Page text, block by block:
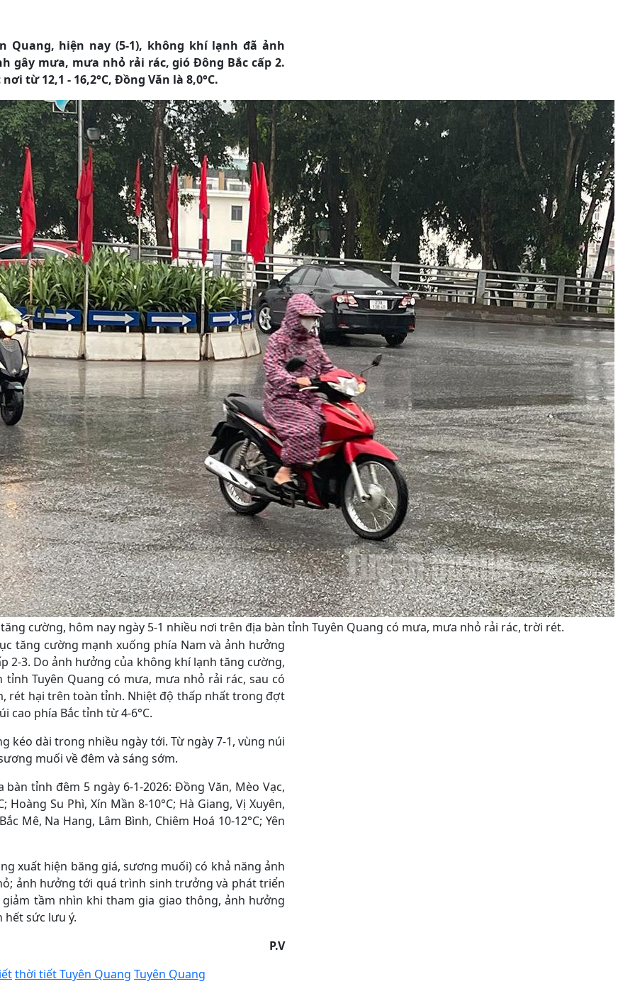
Quang, hiện nay (5-1), không khí lạnh đã ảnh
gây mưa, mưa nhỏ rải rác, gió Đông Bắc cấp 2.
từ 12,1 - 16,2°C, Đồng Văn là 8,0°C.
cường, hôm nay ngày 5-1 nhiều nơi trên địa bàn tỉnh Tuyên Quang có mưa, mưa nhỏ rải rác, trời rét.
tăng cường mạnh xuống phía Nam và ảnh hưởng
2-3. Do ảnh hưởng của không khí lạnh tăng cường,
Tuyên Quang có mưa, mưa nhỏ rải rác, sau có
rét hại trên toàn tỉnh. Nhiệt độ thấp nhất trong đợt
cao phía Bắc tỉnh từ 4-6°C.
kéo dài trong nhiều ngày tới. Từ ngày 7-1, vùng núi
muối về đêm và sáng sớm.
tỉnh đêm 5 ngày 6-1-2026: Đồng Văn, Mèo Vạc,
Su Phì, Xín Mần 8-10°C; Hà Giang, Vị Xuyên,
Mê, Na Hang, Lâm Bình, Chiêm Hoá 10-12°C; Yên
xuất hiện băng giá, sương muối) có khả năng ảnh
ảnh hưởng tới quá trình sinh trưởng và phát triển
tầm nhìn khi tham gia giao thông, ảnh hưởng
hết sức lưu ý.
P.V
thời tiết Tuyên Quang Tuyên Quang